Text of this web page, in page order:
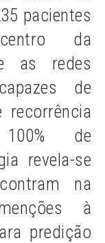
pacientes
da
as redes
de
recorrência
de
revela-se
na
à
predição